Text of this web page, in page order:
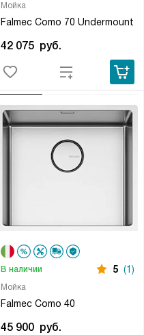
Мойка
Falmec Como 70 Undermount
42 075 руб.
Мойка
Falmec Como 40
В наличии 5 (1)
45 900 руб.